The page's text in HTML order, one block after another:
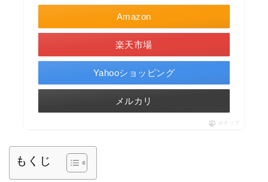
Amazon
楽天市場
Yahooショッピング
メルカリ
ポチップ
もくじ